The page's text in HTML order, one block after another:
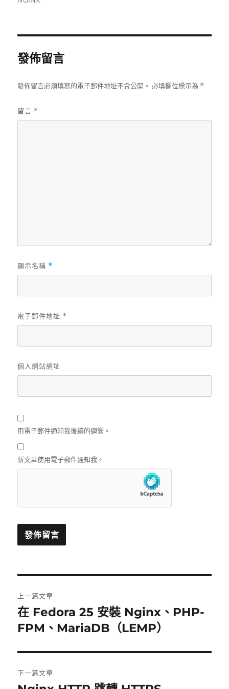
發佈留言
發佈留言必須填寫的電子郵件地址不會公開。 必填欄位標示為 *
留言 *
顯示名稱 *
電子郵件地址 *
個人網站網址
用電子郵件通知我後續的迴響。
新文章使用電子郵件通知我。
章
導
覽
上一篇文章
上
一
文
章:
在 Fedora 25 安裝 Nginx、PHP-
FPM、MariaDB（LEMP）
下一篇文章